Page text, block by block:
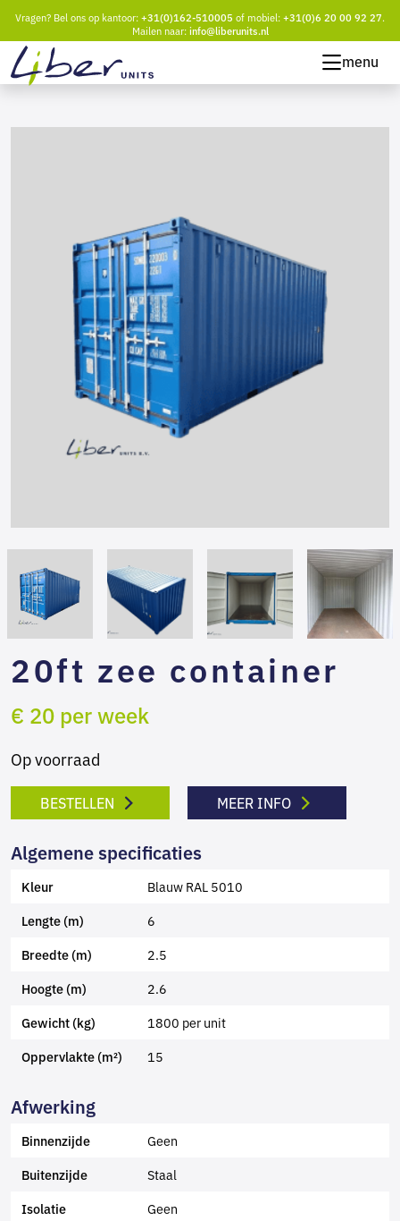
Vragen? Bel ons op kantoor:+31(0)162-510005 of mobiel:+31(0)6 20 00 92 27.
Mailen naar:info@liberunits.nl
menu
20ft zee container
€ 20 per week
Op voorraad
BESTELLEN MEER INFO
Algemene specificaties
Kleur Blauw RAL 5010
Lengte (m) 6
Breedte (m) 2.5
Hoogte (m) 2.6
Gewicht (kg) 1800 per unit
Oppervlakte (m²) 15
Afwerking
Binnenzijde Geen
Buitenzijde Staal
Isolatie Geen